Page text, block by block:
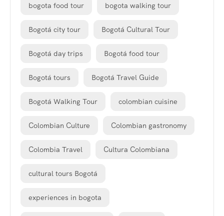
bogota food tour bogota walking tour
Bogotá city tour Bogotá Cultural Tour
Bogotá day trips Bogotá food tour
Bogotá tours Bogotá Travel Guide
Bogotá Walking Tour colombian cuisine
Colombian Culture Colombian gastronomy
Colombia Travel Cultura Colombiana
cultural tours Bogotá
experiences in bogota